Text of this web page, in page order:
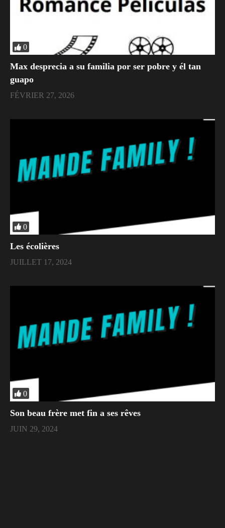
0
Max desprecia a su familia por ser pobre y él tan
guapo
FÉVRIER 27, 2026
0
Les écolières
JUILLET 17, 2024
0
Son beau frère met fin a ses rêves
JUIN 29, 2024